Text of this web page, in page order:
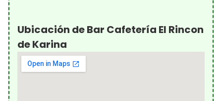
Ubicación de Bar Cafetería El Rincon
de Karina